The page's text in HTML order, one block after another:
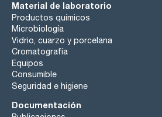
Material de laboratorio
Productos químicos
Microbiología
Vidrio, cuarzo y porcelana
Cromatografía
Equipos
Consumible
Seguridad e higiene
Documentación